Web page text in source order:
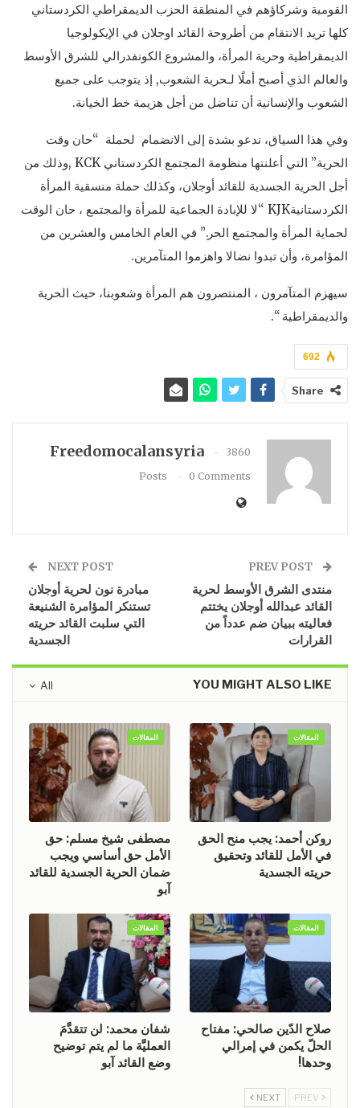
القومية وشركاؤهم في المنطقة الحزب الديمقراطي الكردستاني
كلها تريد الانتقام من أطروحة القائد اوجلان في الإيكولوجيا
الديمقراطية وحرية المرأة، والمشروع الكونفدرالي للشرق الأوسط
والعالم الذي أصبح أملًا لـحرية الشعوب, إذ يتوجب على جميع
الشعوب والإنسانية أن تناضل من أجل هزيمة خط الخيانة.
وفي هذا السياق، ندعو بشدة إلى الانضمام لحملة “حان وقت
الحرية” التي أعلنتها منظومة المجتمع الكردستاني KCK ,وذلك من
أجل الحرية الجسدية للقائد أوجلان، وكذلك حملة منسقية المرأة
الكردستانيةKJK “لا للإبادة الجماعية للمرأة والمجتمع ، حان الوقت
لحماية المرأة والمجتمع الحر.” في العام الخامس والعشرين من
المؤامرة، وأن تبدوا نضالا واهزموا المتآمرين.
سيهزم المتآمرون ، المنتصرون هم المرأة وشعوبنا، حيث الحرية
والديمقراطية “.
692
Share
Freedomocalansyria
3860
Posts
0 Comments
منتدى الشرق الأوسط لحرية
القائد عبدالله أوجلان يختتم
فعاليته ببيان ضم عدداً من
القرارات
NEXT POST
مبادرة نون لحرية أوجلان
تستنكر المؤامرة الشنيعة
التي سلبت القائد حريته
الجسدية
All YOU MIGHT ALSO LIKE
المقالات
روكن أحمد: يجب منح الحق
في الأمل للقائد وتحقيق
حريته الجسدية
المقالات
مصطفى شيخ مسلم: حق
الأمل حق أساسي ويجب
ضمان الحرية الجسدية للقائد
آبو
المقالات
صلاح الدّين صالحي: مفتاح
الحلّ يكمن في إمرالي
وحدها!
المقالات
شفان محمد: لن تتقدَّمَ
العمليَّة ما لم يتم توضيح
وضع القائد آبو
NEXT